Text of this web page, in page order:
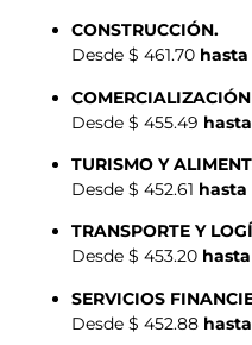
CONSTRUCCIÓN.
Desde $ 461.70 hasta
Desde $ 455.49 hasta
TURISMO Y
Desde $ 452.61 hasta
TRANSPORTE Y
Desde $ 453.20 hasta
SERVICIOS
Desde $ 452.88 hasta